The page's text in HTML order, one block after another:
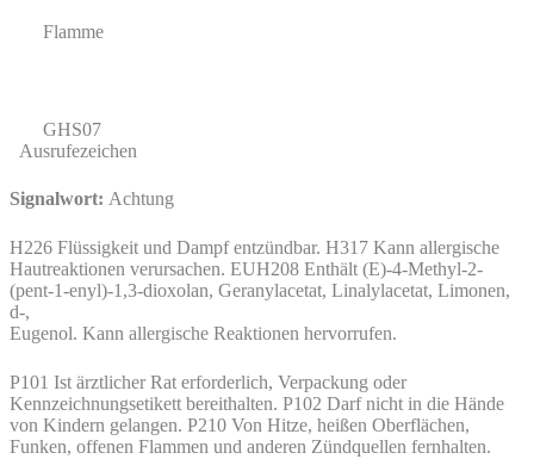
Flamme
GHS07
Ausrufezeichen
Signalwort: Achtung
H226 Flüssigkeit und Dampf entzündbar. H317 Kann allergische
Hautreaktionen verursachen. EUH208 Enthält (E)-4-Methyl-2-
(pent-1-enyl)-1,3-dioxolan, Geranylacetat, Linalylacetat, Limonen,
d-,
Eugenol. Kann allergische Reaktionen hervorrufen.
P101 Ist ärztlicher Rat erforderlich, Verpackung oder
Kennzeichnungsetikett bereithalten. P102 Darf nicht in die Hände
von Kindern gelangen. P210 Von Hitze, heißen Oberflächen,
Funken, offenen Flammen und anderen Zündquellen fernhalten.